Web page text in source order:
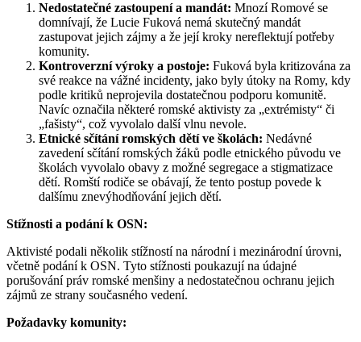
Nedostatečné zastoupení a mandát: Mnozí Romové se
domnívají, že Lucie Fuková nemá skutečný mandát
zastupovat jejich zájmy a že její kroky nereflektují potřeby
komunity.
Kontroverzní výroky a postoje: Fuková byla kritizována za
své reakce na vážné incidenty, jako byly útoky na Romy, kdy
podle kritiků neprojevila dostatečnou podporu komunitě.
Navíc označila některé romské aktivisty za „extrémisty“ či
„fašisty“, což vyvolalo další vlnu nevole.
Etnické sčítání romských dětí ve školách: Nedávné
zavedení sčítání romských žáků podle etnického původu ve
školách vyvolalo obavy z možné segregace a stigmatizace
dětí. Romští rodiče se obávají, že tento postup povede k
dalšímu znevýhodňování jejich dětí.
Stížnosti a podání k OSN:
Aktivisté podali několik stížností na národní i mezinárodní úrovni,
včetně podání k OSN. Tyto stížnosti poukazují na údajné
porušování práv romské menšiny a nedostatečnou ochranu jejich
zájmů ze strany současného vedení.
Požadavky komunity: